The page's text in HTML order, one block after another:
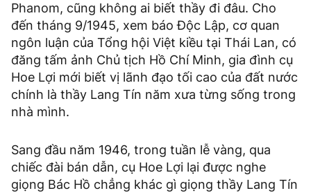
Phanom, cũng không ai biết thầy đi đâu. Cho
đến tháng 9/1945, xem báo Độc Lập, cơ quan
ngôn luận của Tổng hội Việt kiều tại Thái Lan, có
đăng tấm ảnh Chủ tịch Hồ Chí Minh, gia đình cụ
Hoe Lợi mới biết vị lãnh đạo tối cao của đất nước
chính là thầy Lang Tín năm xưa từng sống trong
nhà mình.
Sang đầu năm 1946, trong tuần lễ vàng, qua
chiếc đài bán dẫn, cụ Hoe Lợi lại được nghe
giọng Bác Hồ chẳng khác gì giọng thầy Lang Tín